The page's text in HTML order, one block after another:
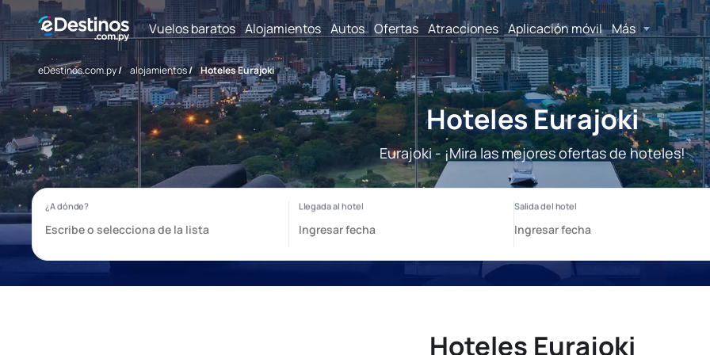
Vuelos baratos Alojamientos Autos Ofertas Atracciones Aplicación móvil Más
eDestinos.com.py/ alojamientos/ Hoteles Eurajoki
Hoteles Eurajoki
Eurajoki - ¡Mira las mejores ofertas de hoteles!
Hoteles Eurajoki